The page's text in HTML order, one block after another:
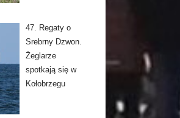
47. Regaty o
Srebrny Dzwon.
Żeglarze
spotkają się w
Kołobrzegu